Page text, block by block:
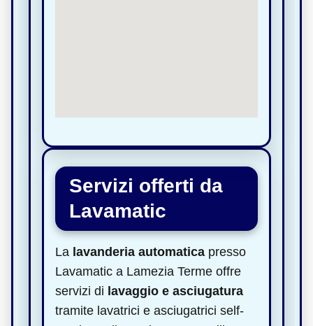
Servizi offerti da
Lavamatic
La lavanderia automatica presso
Lavamatic a Lamezia Terme offre
servizi di lavaggio e asciugatura
tramite lavatrici e asciugatrici self-